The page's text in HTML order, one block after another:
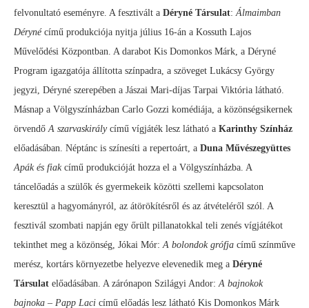
felvonultató eseményre. A fesztivált a Déryné Társulat: Álmaimban
Déryné című produkciója nyitja július 16-án a Kossuth Lajos
Művelődési Központban. A darabot Kis Domonkos Márk, a Déryné
Program igazgatója állította színpadra, a szöveget Lukácsy György
jegyzi, Déryné szerepében a Jászai Mari-díjas Tarpai Viktória látható.
Másnap a Völgyszínházban Carlo Gozzi komédiája, a közönségsikernek
örvendő A szarvaskirálycímű vígjáték lesz látható a Karinthy Színház
előadásában. Néptánc is színesíti a repertoárt, a Duna Művészegyüttes
Apák és fiakcímű produkcióját hozza el a Völgyszínházba. A
táncelőadás a szülők és gyermekeik közötti szellemi kapcsolaton
keresztül a hagyományról, az átörökítésről és az átvételéről szól. A
fesztivál szombati napján egy őrült pillanatokkal teli zenés vígjátékot
tekinthet meg a közönség, Jókai Mór: A bolondok grófja című színműve
merész, kortárs környezetbe helyezve elevenedik meg a Déryné
Társulat előadásában. A zárónapon Szilágyi Andor: A bajnokok
bajnoka – Papp Laci című előadás lesz látható Kis Domonkos Márk